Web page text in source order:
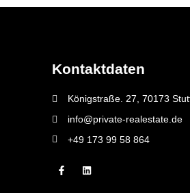
Kontaktdaten
Königstraße. 27, 70173
info@private-realestate.de
+49 173 99 58 864